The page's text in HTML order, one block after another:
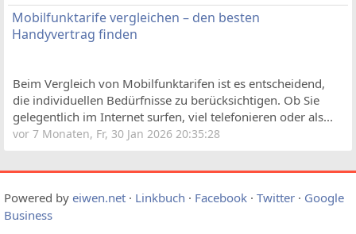
Mobilfunktarife vergleichen – den besten
Handyvertrag finden
Beim Vergleich von Mobilfunktarifen ist es entscheidend,
die individuellen Bedürfnisse zu berücksichtigen. Ob Sie
gelegentlich im Internet surfen, viel telefonieren oder als...
vor 7 Monaten, Fr, 30 Jan 2026 20:35:28
Powered by eiwen.net · Linkbuch · Facebook · Twitter · Google
Business